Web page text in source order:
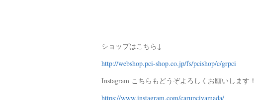
ショップはこちら↓
http://webshop.pci-shop.co.jp/fs/pcishop/c/grpci
Instagram こちらもどうぞよろしくお願いします！
https://www.instagram.com/carupciyamada/